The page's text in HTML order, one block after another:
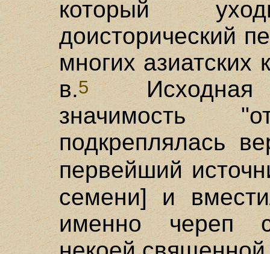
который
доисторический
многих азиатских
в.5Исходная
значимость
подкреплялась
первейший
семени] и
именно череп